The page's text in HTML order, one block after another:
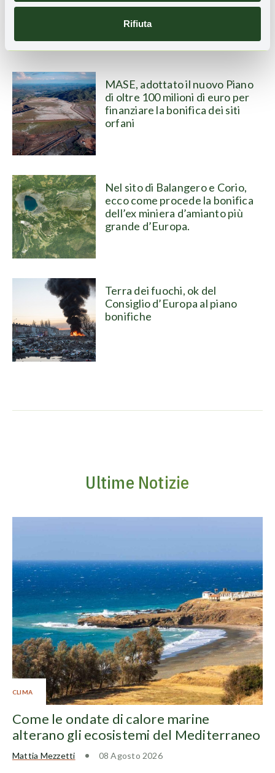
Rifiuta
Leggi anche
MASE, adottato il nuovo Piano
di oltre 100 milioni di euro per
finanziare la bonifica dei siti
orfani
Nel sito di Balangero e Corio,
ecco come procede la bonifica
dell’ex miniera d’amianto più
grande d’Europa.
Terra dei fuochi, ok del
Consiglio d’Europa al piano
bonifiche
Ultime Notizie
CLIMA
Come le ondate di calore marine
alterano gli ecosistemi del Mediterraneo
Mattia Mezzetti 08 Agosto 2026